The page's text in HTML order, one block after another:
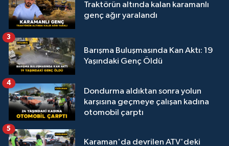
Traktörün altında kalan karamanlı
genç ağır yaralandı
Barışma Buluşmasında Kan Aktı: 19
Yaşındaki Genç Öldü
3
Dondurma aldıktan sonra yolun
karşısına geçmeye çalışan kadına
otomobil çarptı
4
Karaman'da devrilen ATV'deki
5